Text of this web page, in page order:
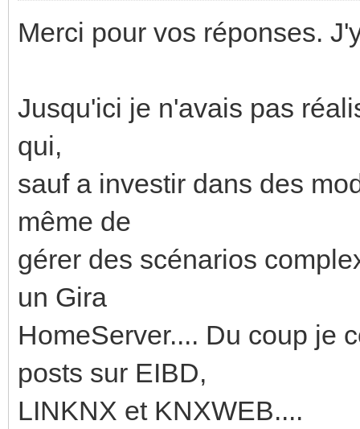
Merci pour vos réponses.
Jusqu'ici je n'avais pas
qui,
sauf a investir dans des
même de
gérer des scénarios
un Gira
HomeServer.... Du coup je
posts sur EIBD,
LINKNX et KNXWEB....